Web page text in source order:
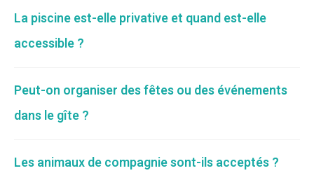
La piscine est-elle privative et quand est-elle
accessible ?
Peut-on organiser des fêtes ou des événements
dans le gîte ?
Les animaux de compagnie sont-ils acceptés ?